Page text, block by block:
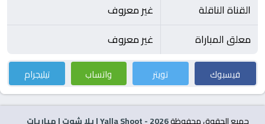
القناة الناقلة
غير معروف
معلق المباراة
غير معروف
فيسبوك تويتر واتساب تيليجرام